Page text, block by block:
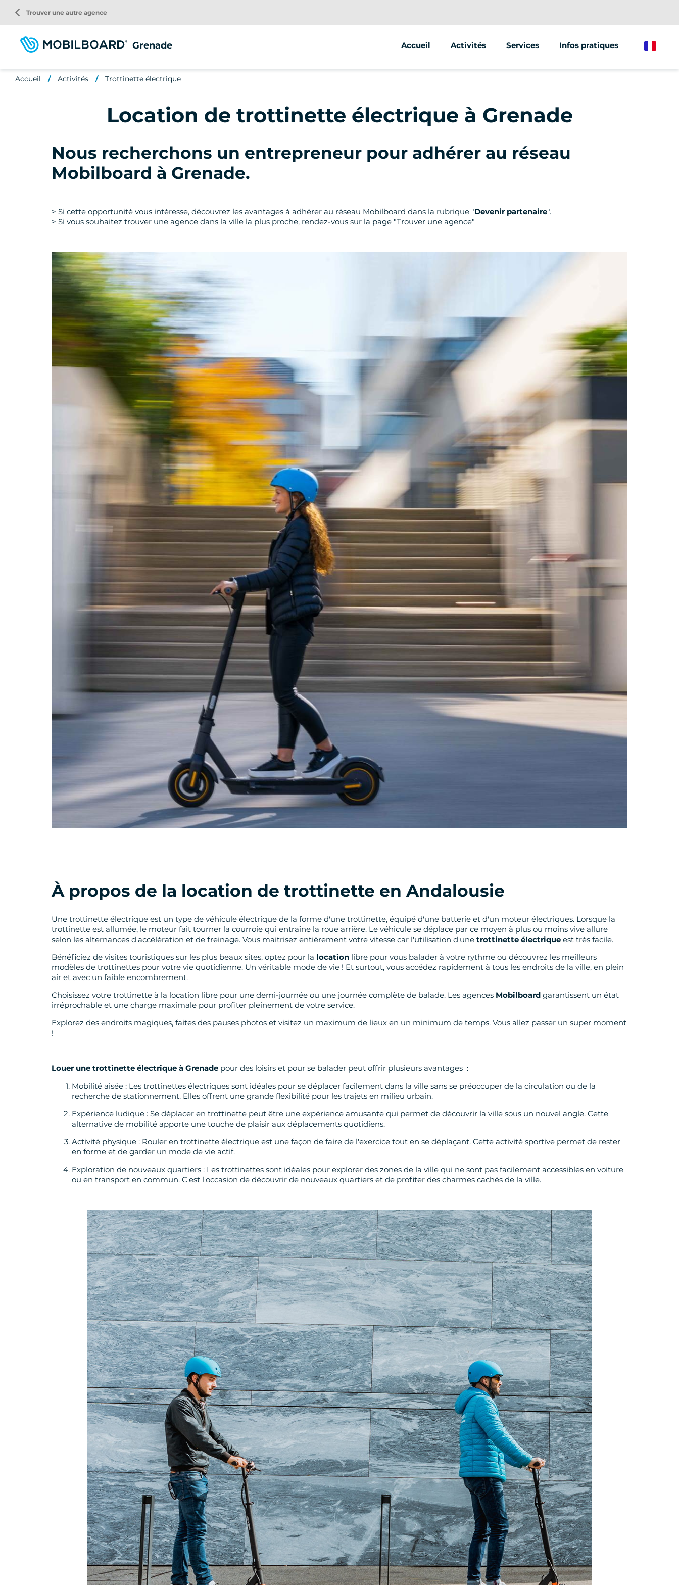
contenu
principal
Grenade Accueil Activités
Segway
Vélo électrique
Services
Animations & Séminaires
Infos pratiques
arrow_back_ios Trouver une autre agence
Accueil Activités Trottinette électrique
Location de trottinette électrique à Grenade
Nous recherchons un entrepreneur pour adhérer au réseau
Mobilboard à Grenade.
> Si cette opportunité vous intéresse, découvrez les avantages à adhérer au réseau Mobilboard dans la rubrique "Devenir partenaire".
> Si vous souhaitez trouver une agence dans la ville la plus proche, rendez-vous sur la page "Trouver une agence"
À propos de la location de trottinette en Andalousie
Une trottinette électrique est un type de véhicule électrique de la forme d'une trottinette, équipé d'une batterie et d'un moteur électriques. Lorsque la
trottinette est allumée, le moteur fait tourner la courroie qui entraîne la roue arrière. Le véhicule se déplace par ce moyen à plus ou moins vive allure
selon les alternances d'accélération et de freinage. Vous maitrisez entièrement votre vitesse car l'utilisation d'une trottinette électrique est très facile.
Bénéficiez de visites touristiques sur les plus beaux sites, optez pour la location libre pour vous balader à votre rythme ou découvrez les meilleurs
modèles de trottinettes pour votre vie quotidienne. Un véritable mode de vie ! Et surtout, vous accédez rapidement à tous les endroits de la ville, en plein
air et avec un faible encombrement.
Choisissez votre trottinette à la location libre pour une demi-journée ou une journée complète de balade. Les agences Mobilboard garantissent un état
irréprochable et une charge maximale pour profiter pleinement de votre service.
Explorez des endroits magiques, faites des pauses photos et visitez un maximum de lieux en un minimum de temps. Vous allez passer un super moment
!
Louer une trottinette électrique à Grenade pour des loisirs et pour se balader peut offrir plusieurs avantages :
Mobilité aisée : Les trottinettes électriques sont idéales pour se déplacer facilement dans la ville sans se préoccuper de la circulation ou de la
recherche de stationnement. Elles offrent une grande flexibilité pour les trajets en milieu urbain.
Expérience ludique : Se déplacer en trottinette peut être une expérience amusante qui permet de découvrir la ville sous un nouvel angle. Cette
alternative de mobilité apporte une touche de plaisir aux déplacements quotidiens.
Activité physique : Rouler en trottinette électrique est une façon de faire de l'exercice tout en se déplaçant. Cette activité sportive permet de rester
en forme et de garder un mode de vie actif.
Exploration de nouveaux quartiers : Les trottinettes sont idéales pour explorer des zones de la ville qui ne sont pas facilement accessibles en voiture
ou en transport en commun. C'est l'occasion de découvrir de nouveaux quartiers et de profiter des charmes cachés de la ville.